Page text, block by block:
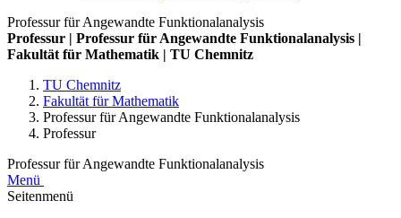
Professur für Angewandte Funktionalanalysis
Professur | Professur für Angewandte Funktionalanalysis |
Fakultät für Mathematik | TU Chemnitz
TU Chemnitz
Fakultät für Mathematik
Professur für Angewandte Funktionalanalysis
Professur
Professur für Angewandte Funktionalanalysis
Menü
Seitenmenü